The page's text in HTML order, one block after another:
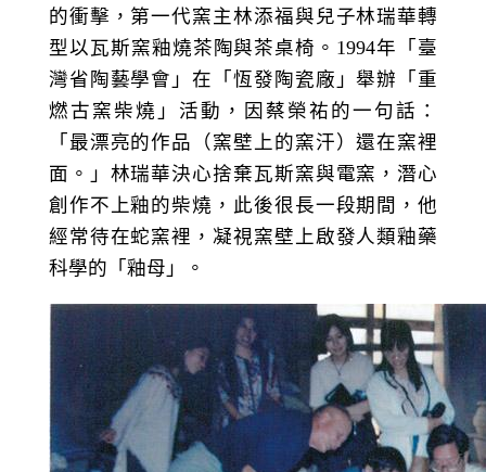
的衝擊，第一代窯主林添福與兒子林瑞華轉
型以瓦斯窯釉燒茶陶與茶桌椅。 1994年「臺
灣省陶藝學會」在「恆發陶瓷廠」舉辦「重
燃古窯柴燒」活動，因蔡榮祐的一句話：
「最漂亮的作品（窯壁上的窯汗）還在窯裡
面。」林瑞華決心捨棄瓦斯窯與電窯，潛心
創作不上釉的柴燒，此後很長一段期間，他
經常待在蛇窯裡，凝視窯壁上啟發人類釉藥
科學的「釉母」。